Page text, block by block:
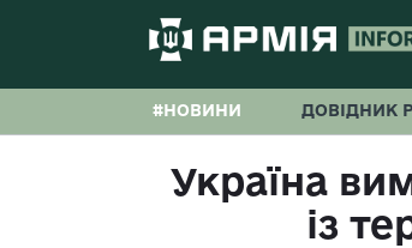
#НОВИНИ ДОВІДНИК
Україна
із